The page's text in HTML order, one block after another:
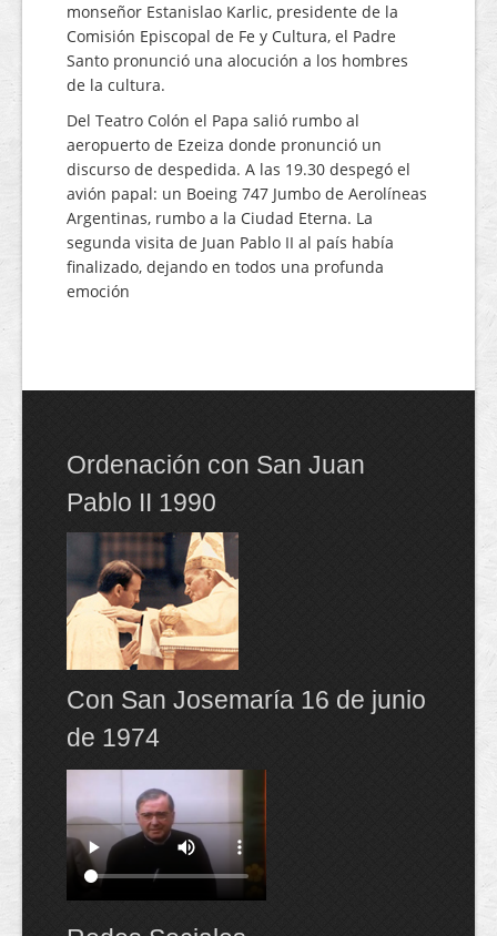
monseñor Estanislao Karlic, presidente de la
Comisión Episcopal de Fe y Cultura, el Padre
Santo pronunció una alocución a los hombres
de la cultura.
Del Teatro Colón el Papa salió rumbo al
aeropuerto de Ezeiza donde pronunció un
discurso de despedida. A las 19.30 despegó el
avión papal: un Boeing 747 Jumbo de Aerolíneas
Argentinas, rumbo a la Ciudad Eterna. La
segunda visita de Juan Pablo II al país había
finalizado, dejando en todos una profunda
emoción
Ordenación con San Juan
Pablo II 1990
Con San Josemaría 16 de junio
de 1974